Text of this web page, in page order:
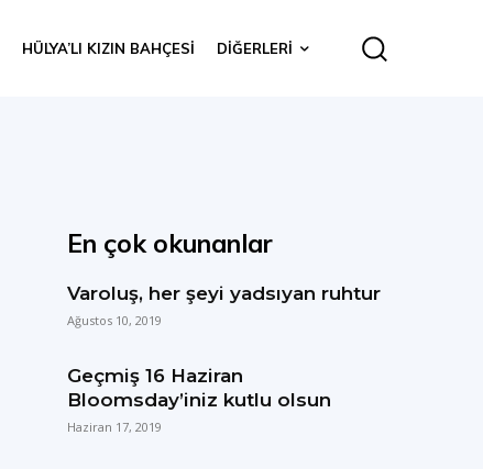
HÜLYA’LI KIZIN BAHÇESI DIĞERLERI
En çok okunanlar
Varoluş, her şeyi yadsıyan ruhtur
Ağustos 10, 2019
Geçmiş 16 Haziran
Bloomsday’iniz kutlu olsun
Haziran 17, 2019